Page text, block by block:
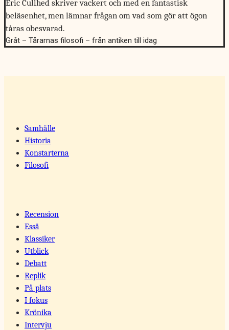
Eric Cullhed skriver vackert och med en fantastisk
beläsenhet, men lämnar frågan om vad som gör att ögon
tåras obesvarad.
Gråt – Tårarnas filosofi – från antiken till idag
Samhälle
Historia
Konstarterna
Filosofi
Recension
Essä
Klassiker
Utblick
Debatt
Replik
På plats
I fokus
Krönika
Intervju